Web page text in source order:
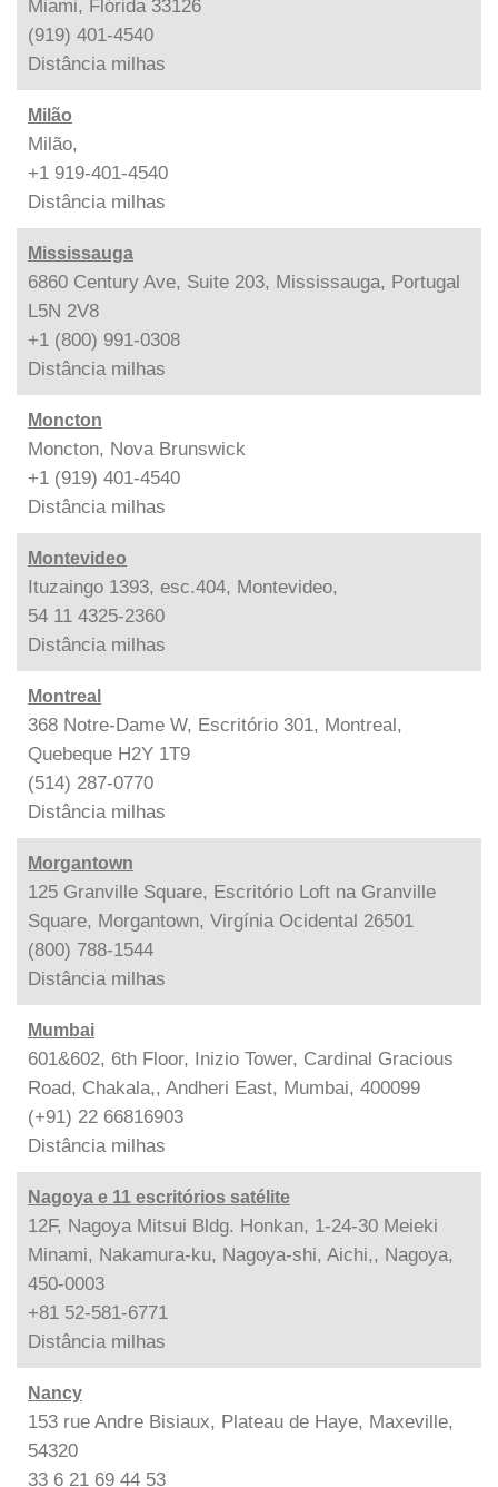
Miami, Flórida 33126
(919) 401-4540
Distância milhas
Milão
Milão,
+1 919-401-4540
Distância milhas
Mississauga
6860 Century Ave, Suite 203, Mississauga, Portugal
L5N 2V8
+1 (800) 991-0308
Distância milhas
Moncton
Moncton, Nova Brunswick
+1 (919) 401-4540
Distância milhas
Montevideo
Ituzaingo 1393, esc.404, Montevideo,
54 11 4325-2360
Distância milhas
Montreal
368 Notre-Dame W, Escritório 301, Montreal,
Quebeque H2Y 1T9
(514) 287-0770
Distância milhas
Morgantown
125 Granville Square, Escritório Loft na Granville
Square, Morgantown, Virgínia Ocidental 26501
(800) 788-1544
Distância milhas
Mumbai
601&602, 6th Floor, Inizio Tower, Cardinal Gracious
Road, Chakala,, Andheri East, Mumbai, 400099
(+91) 22 66816903
Distância milhas
Nagoya e 11 escritórios satélite
12F, Nagoya Mitsui Bldg. Honkan, 1-24-30 Meieki
Minami, Nakamura-ku, Nagoya-shi, Aichi,, Nagoya,
450-0003
+81 52-581-6771
Distância milhas
Nancy
153 rue Andre Bisiaux, Plateau de Haye, Maxeville,
54320
33 6 21 69 44 53